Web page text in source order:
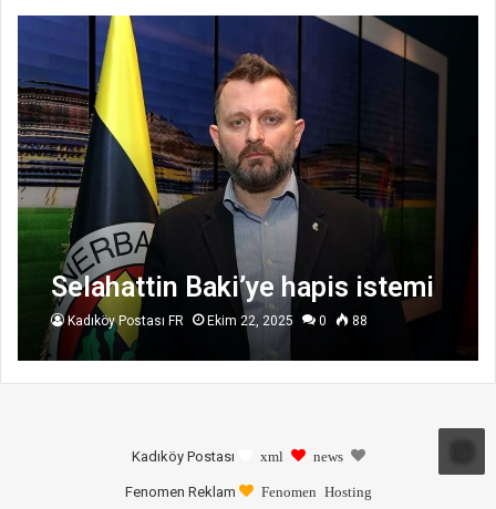
Selahattin Baki’ye hapis istemi
Kadıköy Postası FR Ekim 22, 2025 0 88
Kadıköy Postası xml news
Fenomen Reklam Fenomen Hosting